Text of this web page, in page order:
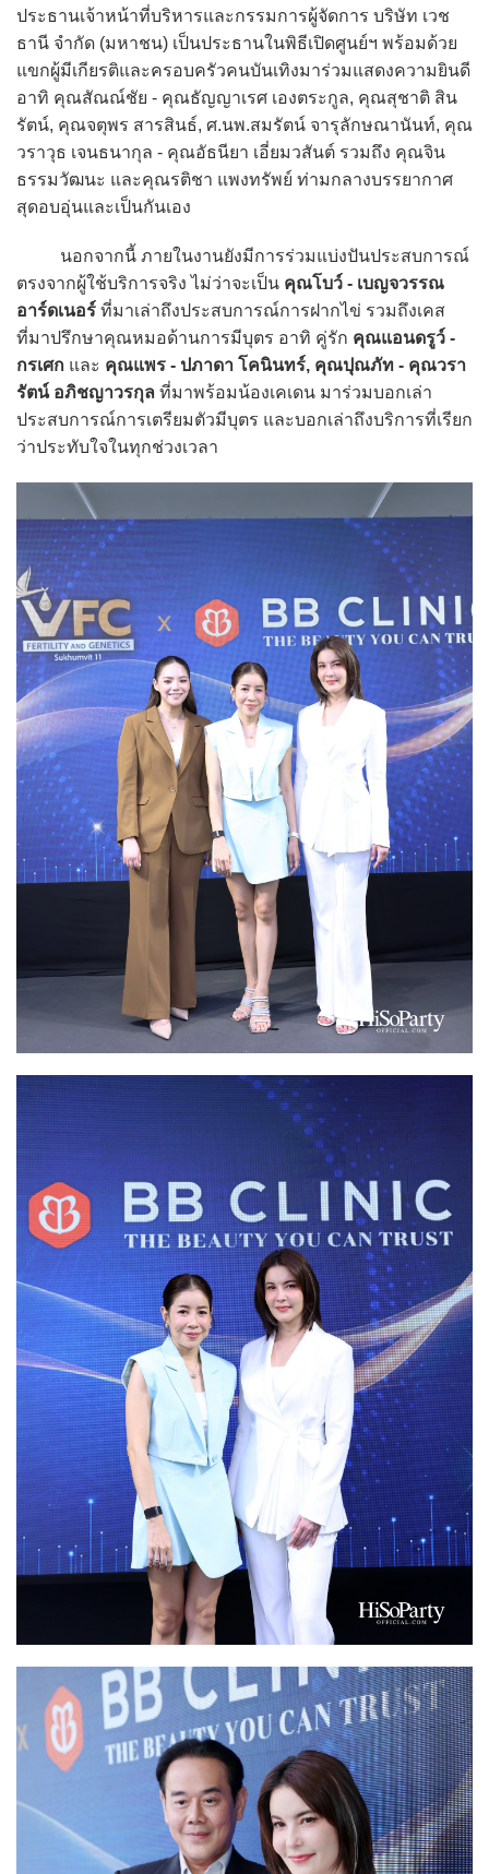
ประธานเจ้าหน้าที่บริหารและกรรมการผู้จัดการ บริษัท เวช
ธานี จำกัด (มหาชน) เป็นประธานในพิธีเปิดศูนย์ฯ พร้อมด้วย
แขกผู้มีเกียรติและครอบครัวคนบันเทิงมาร่วมแสดงความยินดี
อาทิ คุณสัณณ์ชัย - คุณธัญญาเรศ เองตระกูล, คุณสุชาติ สิน
รัตน์, คุณจตุพร สารสินธ์, ศ.นพ.สมรัตน์ จารุลักษณานันท์, คุณ
วราวุธ เจนธนากุล - คุณอัธนียา เอี่ยมวสันต์ รวมถึง คุณจิน
ธรรมวัฒนะ และคุณรติชา แพงทรัพย์ ท่ามกลางบรรยากาศ
สุดอบอุ่นและเป็นกันเอง
นอกจากนี้ ภายในงานยังมีการร่วมแบ่งปันประสบการณ์
ตรงจากผู้ใช้บริการจริง ไม่ว่าจะเป็น คุณโบว์ - เบญจวรรณ
อาร์ดเนอร์ ที่มาเล่าถึงประสบการณ์การฝากไข่ รวมถึงเคส
ที่มาปรึกษาคุณหมอด้านการมีบุตร อาทิ คู่รัก คุณแอนดรูว์ -
กรเศก และ คุณแพร - ปภาดา โคนินทร์, คุณปุณภัท - คุณวรา
รัตน์ อภิชญาวรกุล ที่มาพร้อมน้องเคเดน มาร่วมบอกเล่า
ประสบการณ์การเตรียมตัวมีบุตร และบอกเล่าถึงบริการที่เรียก
ว่าประทับใจในทุกช่วงเวลา